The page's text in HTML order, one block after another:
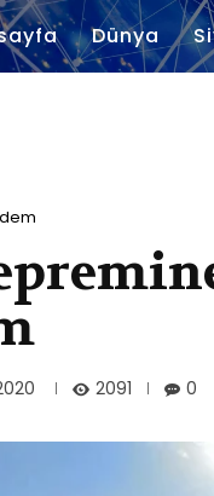
Dünya
2091 0